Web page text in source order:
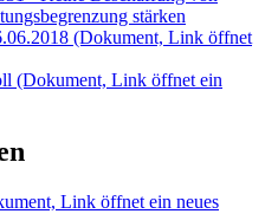
stärken
(Dokument, Link öffnet
(Dokument, Link öffnet ein
Link öffnet ein neues